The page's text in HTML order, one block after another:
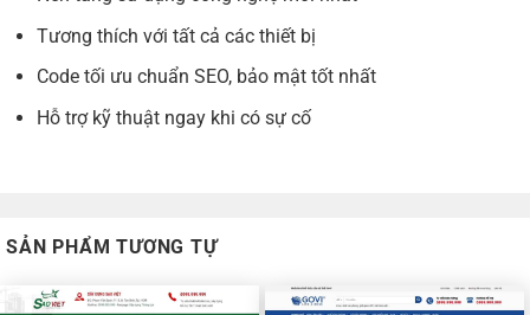
Tương thích với tất cả các thiết bị
Code tối ưu chuẩn SEO, bảo mật tốt nhất
Hỗ trợ kỹ thuật ngay khi có sự cố
SẢN PHẨM TƯƠNG TỰ